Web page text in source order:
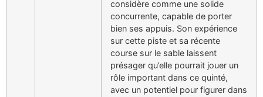
considère comme une solide
concurrente, capable de porter
bien ses appuis. Son expérience
sur cette piste et sa récente
course sur le sable laissent
présager qu’elle pourrait jouer un
rôle important dans ce quinté,
avec un potentiel pour figurer dans